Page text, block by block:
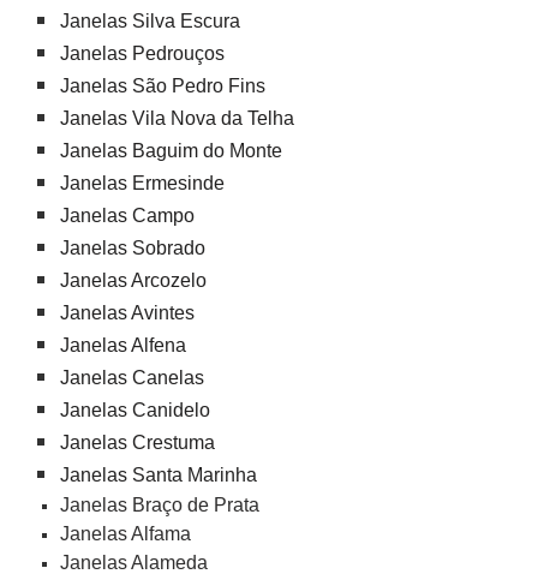
Janelas Silva Escura
Janelas Pedrouços
Janelas São Pedro Fins
Janelas Vila Nova da Telha
Janelas Baguim do Monte
Janelas Ermesinde
Janelas Campo
Janelas Sobrado
Janelas Arcozelo
Janelas Avintes
Janelas Alfena
Janelas Canelas
Janelas Canidelo
Janelas Crestuma
Janelas Santa Marinha
Janelas Braço de Prata
Janelas Alfama
Janelas Alameda